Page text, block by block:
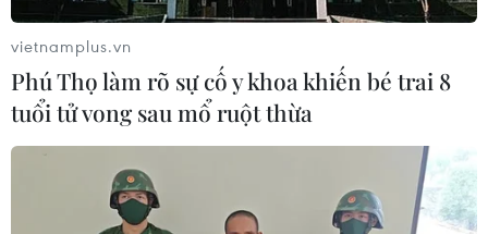
vietnamplus.vn
Phú Thọ làm rõ sự cố y khoa khiến bé trai 8
tuổi tử vong sau mổ ruột thừa